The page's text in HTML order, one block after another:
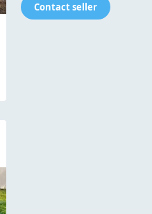
Contact seller